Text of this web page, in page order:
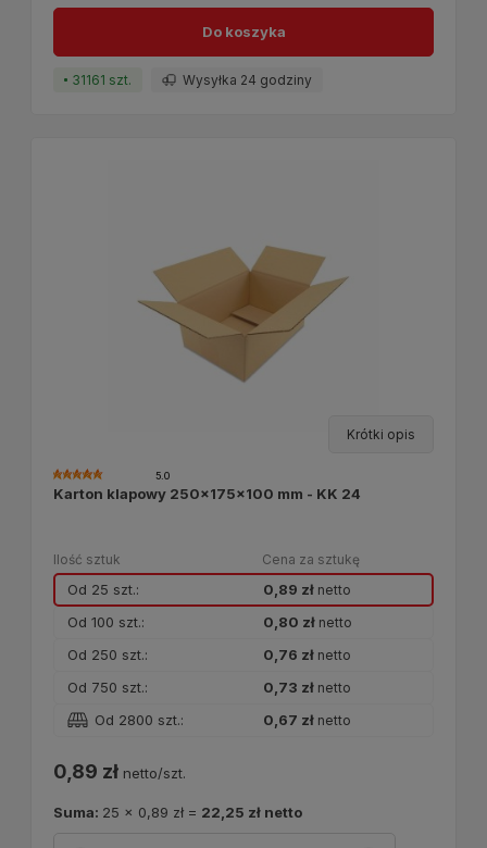
Do koszyka
31161 szt. Wysyłka 24 godziny
Krótki opis
Karton klapowy 250x175x100 mm - KK 24
5.0
Ilość sztuk Cena za sztukę
Od 25 szt.: 0,89 złnetto
Od 100 szt.: 0,80 złnetto
Od 250 szt.: 0,76 złnetto
Od 750 szt.: 0,73 złnetto
Od 2800 szt.: 0,67 złnetto
0,89 zł netto/szt.
Suma: 25 x 0,89 zł = 22,25 zł netto